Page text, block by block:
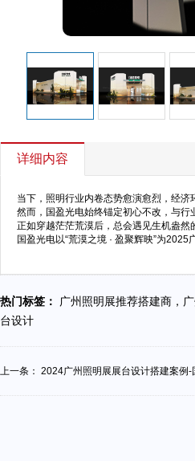
详细内容
当下，照明行业内卷态势愈演愈烈，经
然而，国盈光电始终锚定初心不改，与
正如穿越茫茫荒漠后，总会遇见生机盎
国盈光电以“荒漠之境 · 盈聚辉映”为2025
热门标签：
广州照明展推荐搭建商，
台设计
上一条： 2024广州照明展展台设计搭建案例-